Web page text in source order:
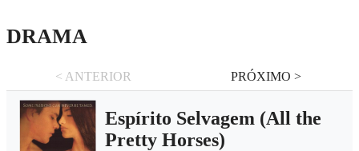
DRAMA
< ANTERIOR PRÓXIMO >
Espí­rito Selvagem (All the
Pretty Horses)